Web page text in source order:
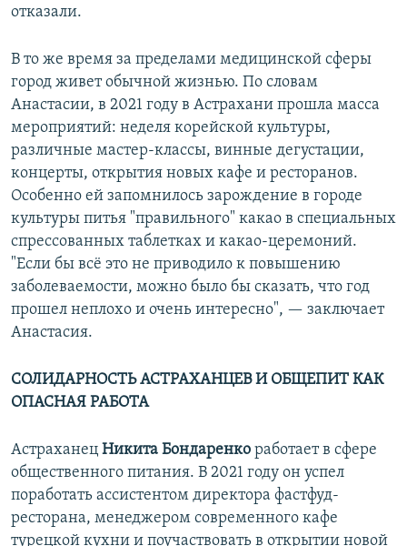
отказали.
В то же время за пределами медицинской сферы
город живет обычной жизнью. По словам
Анастасии, в 2021 году в Астрахани прошла масса
мероприятий: неделя корейской культуры,
различные мастер-классы, винные дегустации,
концерты, открытия новых кафе и ресторанов.
Особенно ей запомнилось зарождение в городе
культуры питья "правильного" какао в специальных
спрессованных таблетках и какао-церемоний.
"Если бы всё это не приводило к повышению
заболеваемости, можно было бы сказать, что год
прошел неплохо и очень интересно", — заключает
Анастасия.
СОЛИДАРНОСТЬ АСТРАХАНЦЕВ И ОБЩЕПИТ КАК
ОПАСНАЯ РАБОТА
Астраханец Никита Бондаренко работает в сфере
общественного питания. В 2021 году он успел
поработать ассистентом директора фастфуд-
ресторана, менеджером современного кафе
турецкой кухни и поучаствовать в открытии новой